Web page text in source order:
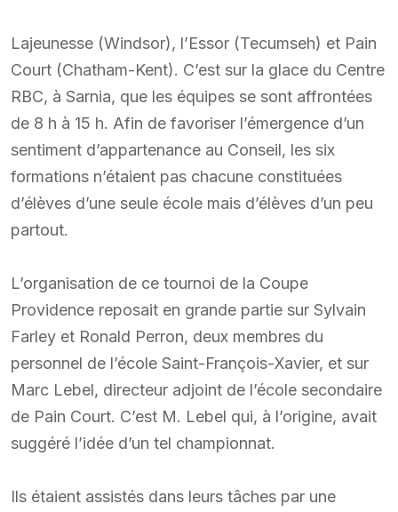
Lajeunesse (Windsor), l’Essor (Tecumseh) et Pain
Court (Chatham-Kent). C’est sur la glace du Centre
RBC, à Sarnia, que les équipes se sont affrontées
de 8 h à 15 h. Afin de favoriser l’émergence d’un
sentiment d’appartenance au Conseil, les six
formations n’étaient pas chacune constituées
d’élèves d’une seule école mais d’élèves d’un peu
partout.
L’organisation de ce tournoi de la Coupe
Providence reposait en grande partie sur Sylvain
Farley et Ronald Perron, deux membres du
personnel de l’école Saint-François-Xavier, et sur
Marc Lebel, directeur adjoint de l’école secondaire
de Pain Court. C’est M. Lebel qui, à l’origine, avait
suggéré l’idée d’un tel championnat.
Ils étaient assistés dans leurs tâches par une